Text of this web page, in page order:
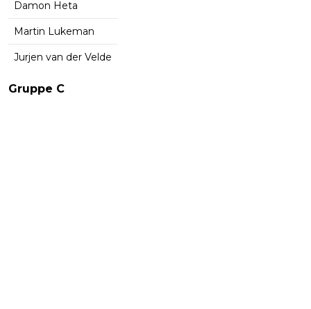
Damon Heta
Martin Lukeman
Jurjen van der Velde
Gruppe C